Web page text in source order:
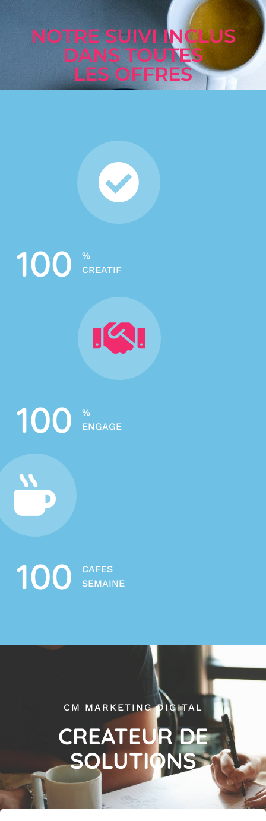
NOTRE SUIVI INCLUS
DANS TOUTES
LES OFFRES
100
%
CREATIF
100
%
ENGAGE
100
CAFES
SEMAINE
CM MARKETING DIGITAL
CREATEUR DE
SOLUTIONS